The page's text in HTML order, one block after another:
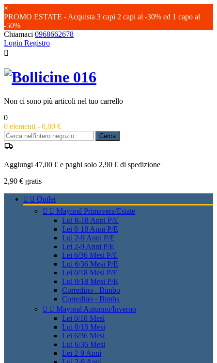
×
PROMO ESTATE - Acquista 3 capi 2 capi al -30% ed 1 capo al
-50%
Chiamaci 0968662678
Login Registro

Non ci sono più articoli nel tuo carrello
0
0 elementi - 0,00 €
Cerca
Aggiungi 47,00 € e paghi solo 2,90 € di spedizione
2,90 € gratis
  Outlet
  Mayoral Primavera/Estate
Lui 8-18 Anni P/E
Lei 8-18 Anni P/E
Lui 2-9 Anni P/E
Lei 2-9 Anni P/E
Lei 6/36 Mesi P/E
Lui 6/36 Mesi P/E
Lei 0/18 Mesi P/E
Lui 0/18 Mesi P/E
Corredino - Bimbo
Corredino - Bimba
  Mayoral Autunno/Inverno
Lei 0/18 Mesi
Lui 0/18 Mesi
Lei 6/36 Mesi
Lui 6/36 Mesi
Lei 2-9 Anni